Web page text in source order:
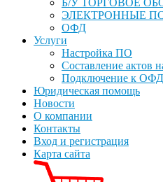
Б/У ТОРГОВОЕ
ЭЛЕКТРОННЫЕ
ОФД
Услуги
Настройка ПО
Составление актов
Подключение к
Юридическая помощь
Новости
О компании
Контакты
Вход и регистрация
Карта сайта